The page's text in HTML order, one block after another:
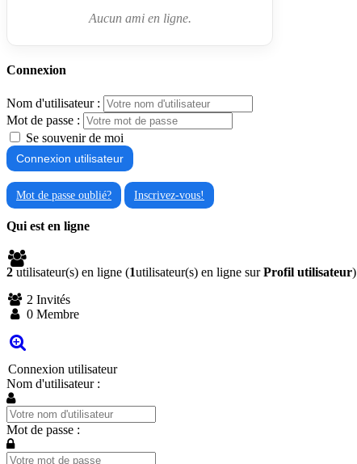
Aucun ami en ligne.
Connexion
Nom d'utilisateur :
Mot de passe :
Se souvenir de moi
Mot de passe oublié? Inscrivez-vous!
Qui est en ligne
2 utilisateur(s) en ligne (1utilisateur(s) en ligne surProfil utilisateur)
2 Invités
0 Membre
Connexion utilisateur
Nom d'utilisateur :
Mot de passe :